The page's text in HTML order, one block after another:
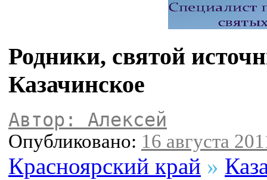
Родники, святой
Казачинское
Автор: Алексей
Опубликовано: 16 августа
Красноярский край »